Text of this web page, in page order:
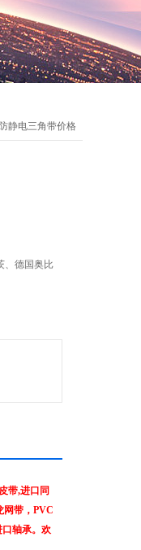
静电三角带价格
、德国奥比
带,进口同
网带，PVC
轴承。欢